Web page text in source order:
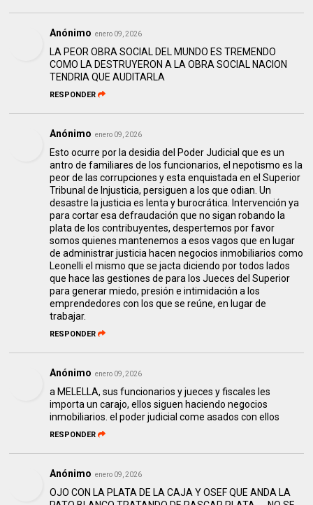
Anónimo enero 09, 2026
LA PEOR OBRA SOCIAL DEL MUNDO ES TREMENDO
COMO LA DESTRUYERON A LA OBRA SOCIAL NACION
TENDRIA QUE AUDITARLA
RESPONDER
Anónimo enero 09, 2026
Esto ocurre por la desidia del Poder Judicial que es un
antro de familiares de los funcionarios, el nepotismo es la
peor de las corrupciones y esta enquistada en el Superior
Tribunal de Injusticia, persiguen a los que odian. Un
desastre la justicia es lenta y burocrática. Intervención ya
para cortar esa defraudación que no sigan robando la
plata de los contribuyentes, despertemos por favor
somos quienes mantenemos a esos vagos que en lugar
de administrar justicia hacen negocios inmobiliarios como
Leonelli el mismo que se jacta diciendo por todos lados
que hace las gestiones de para los Jueces del Superior
para generar miedo, presión e intimidación a los
emprendedores con los que se reúne, en lugar de
trabajar.
RESPONDER
Anónimo enero 09, 2026
a MELELLA, sus funcionarios y jueces y fiscales les
importa un carajo, ellos siguen haciendo negocios
inmobiliarios. el poder judicial come asados con ellos
RESPONDER
Anónimo enero 09, 2026
OJO CON LA PLATA DE LA CAJA Y OSEF QUE ANDA LA